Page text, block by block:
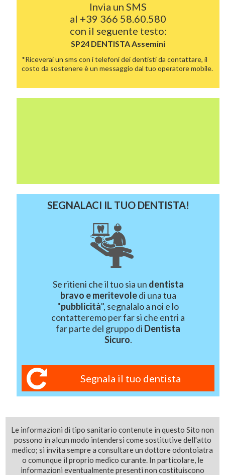
Invia un SMS
al +39 366 58.60.580
con il seguente testo:
SP24 DENTISTAAssemini
*Riceverai un sms con i telefoni dei dentisti da contattare, il
costo da sostenere è un messaggio dal tuo operatore mobile.
SEGNALACI IL TUO DENTISTA!
Se ritieni che il tuo sia un dentista
bravo e meritevoledi una tua
"pubblicità", segnalalo a noi e lo
contatteremo per far si che entri a
far parte del gruppo di Dentista
Sicuro.
Segnala il tuo dentista
Le informazioni di tipo sanitario contenute in questo Sito non
possono in alcun modo intendersi come sostitutive dell'atto
medico; si invita sempre a consultare un dottore odontoiatra
o comunque il proprio medico curante. In particolare, le
informazioni eventualmente presenti non costituiscono